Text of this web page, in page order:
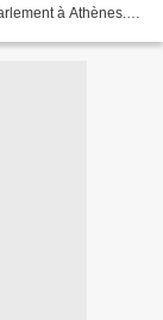
à Athènes.